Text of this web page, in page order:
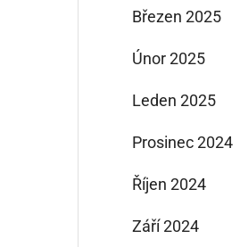
Březen 2025
Únor 2025
Leden 2025
Prosinec 2024
Říjen 2024
Září 2024